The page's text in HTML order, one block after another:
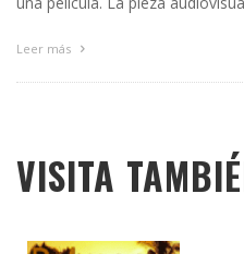
Leer más
VISITA